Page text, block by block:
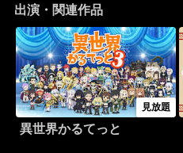
出演・関連作品
見放題
異世界かるてっと